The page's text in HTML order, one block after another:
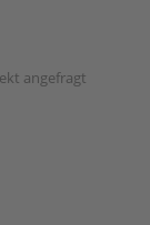
angefragt